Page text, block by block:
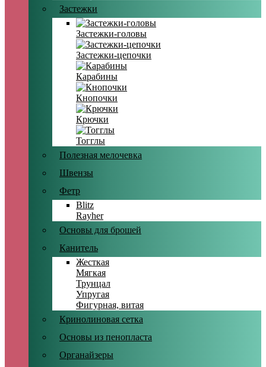
Застежки
Застежки-головы
Застежки-цепочки
Карабины
Кнопочки
Крючки
Тогглы
Полезная мелочевка
Швензы
Фетр
Blitz
Rayher
Основы для брошей
Канитель
Жесткая
Мягкая
Трунцал
Упругая
Фигурная, витая
Кринолиновая сетка
Основы из пенопласта
Органайзеры